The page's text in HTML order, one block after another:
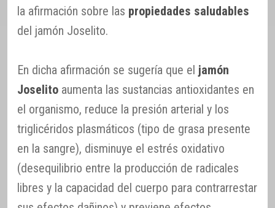
la afirmación sobre las propiedades saludables
del jamón Joselito.
En dicha afirmación se sugería que el jamón
Joselito aumenta las sustancias antioxidantes en
el organismo, reduce la presión arterial y los
triglicéridos plasmáticos (tipo de grasa presente
en la sangre), disminuye el estrés oxidativo
(desequilibrio entre la producción de radicales
libres y la capacidad del cuerpo para contrarrestar